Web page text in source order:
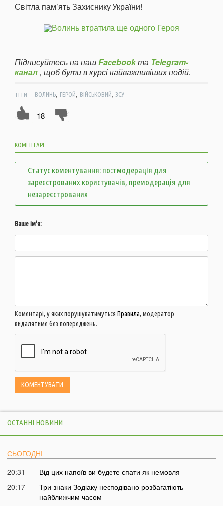
Світла пам’ять Захиснику України!
Підписуйтесь на нашFacebookта Telegram-
канал, щоб бути в курсі найважливіших подій.
ТЕГИ: ВОЛИНЬ, ГЕРОЙ, ВІЙСЬКОВИЙ, ЗСУ
18
КОМЕНТАРІ:
Статус коментування: постмодерація для
зареєстрованих користувачів, премодерація для
незареєстрованих
Ваше ім'я:
Коментарі, у яких порушуватимуться Правила, модератор
видалятиме без попереджень.
ОСТАННІ НОВИНИ
СЬОГОДНІ
20:31
Від цих напоїв ви будете спати як немовля
20:17
Три знаки Зодіаку несподівано розбагатіють
найближчим часом